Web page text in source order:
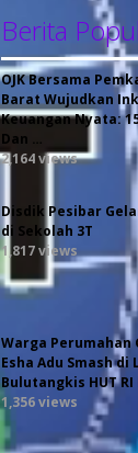
Berita
OJK Bersama
Barat Wujudkan
Keuangan Nyata:
Dan …
2,164 views
Disdik Pesibar
di Sekolah 3T
1,817 views
Warga Perumahan
Esha Adu Smash di
Bulutangkis HUT RI
1,356 views